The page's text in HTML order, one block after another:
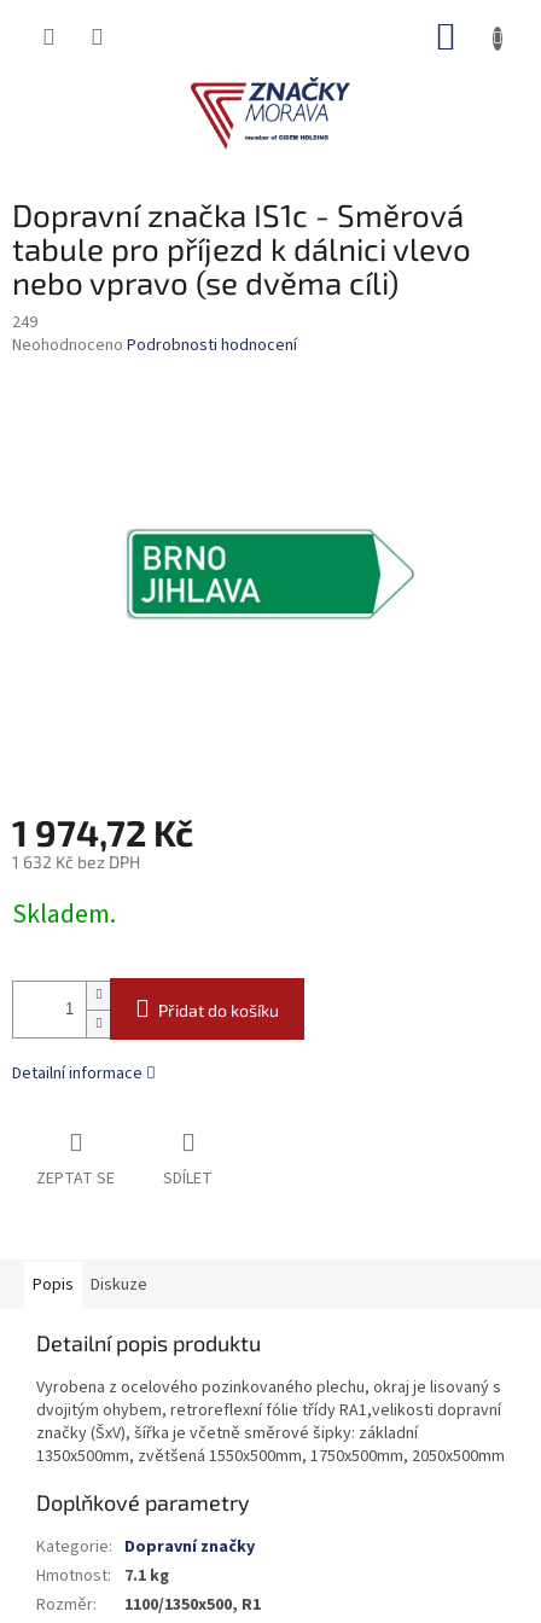
Dopravní značka IS1c - Směrová
tabule pro příjezd k dálnici vlevo
nebo vpravo (se dvěma cíli)
249
Průměrné
Neohodnoceno Podrobnosti hodnocení
1 974,72 Kč
1 632 Kč bez DPH
cena:
Skladem.
Přidat do košíku
Detailní informace
ZEPTAT SE SDÍLET
Popis Diskuze
Detailní popis produktu
Vyrobena z ocelového pozinkovaného plechu, okraj je lisovaný s
dvojitým ohybem, retroreflexní fólie třídy RA1,velikosti dopravní
značky (ŠxV), šířka je včetně směrové šipky: základní
1350x500mm, zvětšená 1550x500mm, 1750x500mm, 2050x500mm
Doplňkové parametry
Kategorie: Dopravní značky
Hmotnost:
7.1 kg
Rozměr: 1100/1350x500, R1